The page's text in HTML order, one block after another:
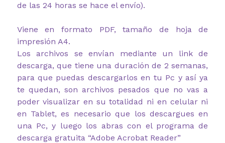
de las 24 horas se hace el envío).
Viene en formato PDF, tamaño de hoja de
impresión A4.
Los archivos se envían mediante un link de
descarga, que tiene una duración de 2 semanas,
para que puedas descargarlos en tu Pc y así ya
te quedan, son archivos pesados que no vas a
poder visualizar en su totalidad ni en celular ni
en Tablet, es necesario que los descargues en
una Pc, y luego los abras con el programa de
descarga gratuita “Adobe Acrobat Reader”